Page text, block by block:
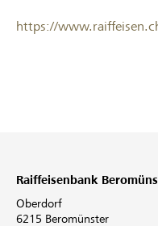
https://
Raiffeisenbank
Oberdorf
6215 Beromünster